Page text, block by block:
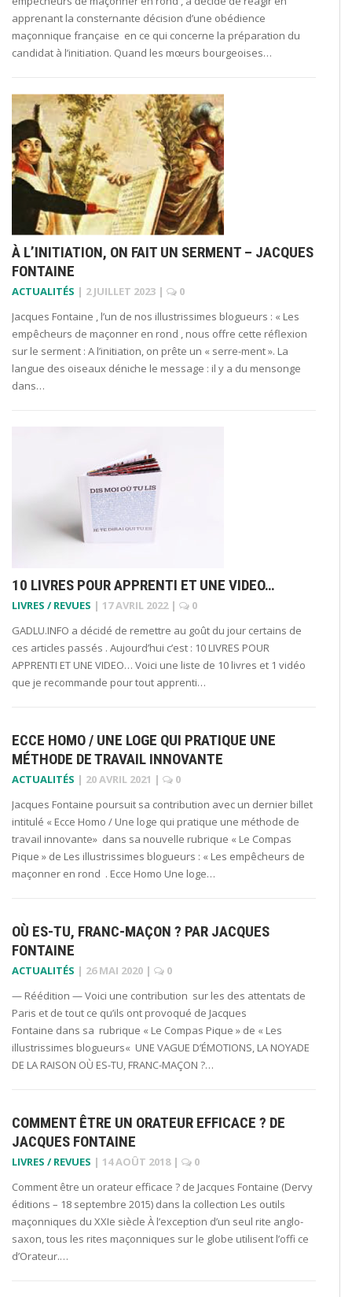
apprenant la consternante décision d’une obédience
maçonnique française en ce qui concerne la préparation du
candidat à l’initiation. Quand les mœurs bourgeoises…
À L’INITIATION, ON FAIT UN SERMENT – JACQUES
FONTAINE
ACTUALITÉS | 2 JUILLET 2023 |
0
Jacques Fontaine , l’un de nos illustrissimes blogueurs : « Les
empêcheurs de maçonner en rond , nous offre cette réflexion
sur le serment : A l’initiation, on prête un « serre-ment ». La
langue des oiseaux déniche le message : il y a du mensonge
dans…
10 LIVRES POUR APPRENTI ET UNE VIDEO…
LIVRES / REVUES | 17 AVRIL 2022 |
0
GADLU.INFO a décidé de remettre au goût du jour certains de
ces articles passés . Aujourd’hui c’est : 10 LIVRES POUR
APPRENTI ET UNE VIDEO… Voici une liste de 10 livres et 1 vidéo
que je recommande pour tout apprenti…
ECCE HOMO / UNE LOGE QUI PRATIQUE UNE
MÉTHODE DE TRAVAIL INNOVANTE
ACTUALITÉS | 20 AVRIL 2021 |
0
Jacques Fontaine poursuit sa contribution avec un dernier billet
intitulé « Ecce Homo / Une loge qui pratique une méthode de
travail innovante» dans sa nouvelle rubrique « Le Compas
Pique » de Les illustrissimes blogueurs : « Les empêcheurs de
maçonner en rond . Ecce Homo Une loge…
OÙ ES-TU, FRANC-MAÇON ? PAR JACQUES
FONTAINE
ACTUALITÉS | 26 MAI 2020 |
0
— Réédition — Voici une contribution sur les des attentats de
Paris et de tout ce qu’ils ont provoqué de Jacques
Fontaine dans sa rubrique « Le Compas Pique » de « Les
illustrissimes blogueurs« UNE VAGUE D’ÉMOTIONS, LA NOYADE
DE LA RAISON OÙ ES-TU, FRANC-MAÇON ?…
COMMENT ÊTRE UN ORATEUR EFFICACE ? DE
JACQUES FONTAINE
LIVRES / REVUES | 14 AOÛT 2018 |
0
Comment être un orateur efficace ? de Jacques Fontaine (Dervy
éditions – 18 septembre 2015) dans la collection Les outils
maçonniques du XXIe siècle À l’exception d’un seul rite anglo-
saxon, tous les rites maçonniques sur le globe utilisent l’offi ce
d’Orateur.…